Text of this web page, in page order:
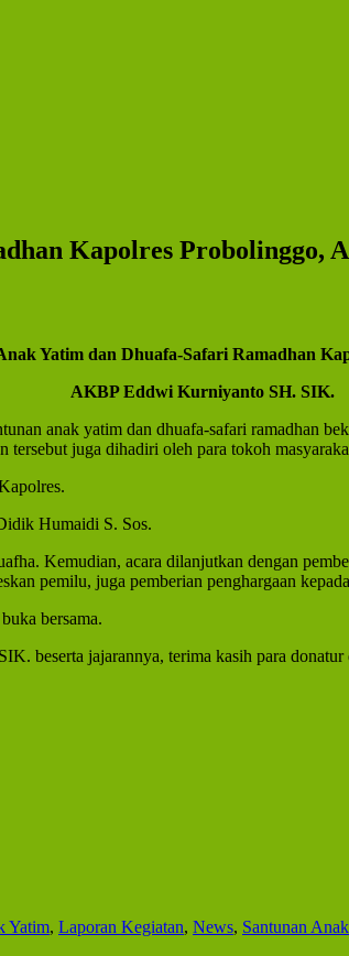
Kapolres
Yatim dan Dhuafa-Safari Ramadhan
AKBP Eddwi Kurniyanto SH. SIK.
anak yatim dan dhuafa-safari ramadhan
juga dihadiri oleh para tokoh
Humaidi S. Sos.
Kemudian, acara dilanjutkan dengan
pemilu, juga pemberian penghargaan
bersama.
beserta jajarannya, terima kasih para
Yatim, Laporan Kegiatan, News, Santunan